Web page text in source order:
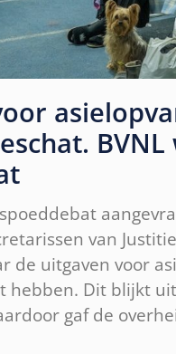
BVNL
van
de uitgaven voor
hebben. Dit blijkt
gaf de